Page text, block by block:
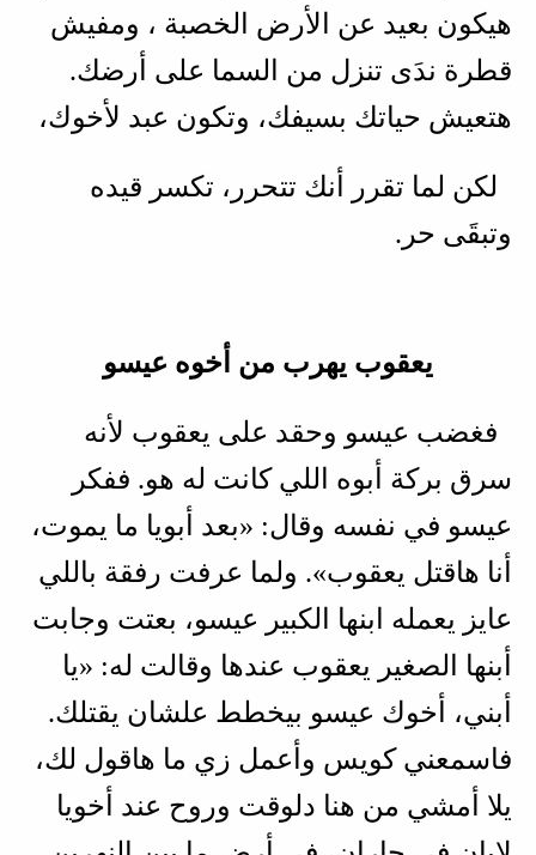
هيكون بعيد عن الأرض الخصبة ، ومفيش
قطرة ندَى تنزل من السما على أرضك.
هتعيش حياتك بسيفك، وتكون عبد لأخوك،
لكن لما تقرر أنك تتحرر، تكسر قيده
وتبقَى حر.
يعقوب يهرب من أخوه عيسو
فغضب عيسو وحقد على يعقوب لأنه
سرق بركة أبوه اللي كانت له هو. ففكر
عيسو في نفسه وقال: «بعد أبويا ما يموت،
أنا هاقتل يعقوب». ولما عرفت رفقة باللي
عايز يعمله ابنها الكبير عيسو، بعتت وجابت
أبنها الصغير يعقوب عندها وقالت له: «يا
أبني، أخوك عيسو بيخطط علشان يقتلك.
فاسمعني كويس وأعمل زي ما هاقول لك،
يلا أمشي من هنا دلوقت وروح عند أخويا